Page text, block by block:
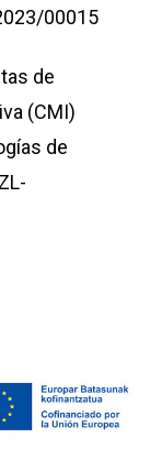
00015
de
(CMI)
de